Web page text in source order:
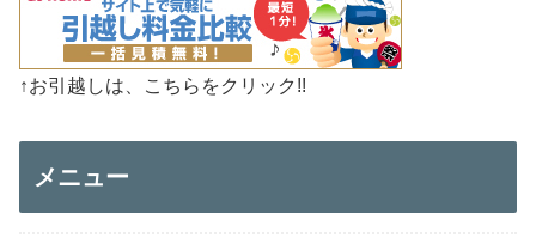
↑お引越しは、こちらをクリック!!
メニュー